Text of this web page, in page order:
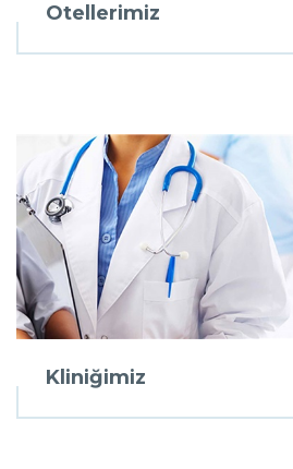
Otellerimiz
Kliniğimiz